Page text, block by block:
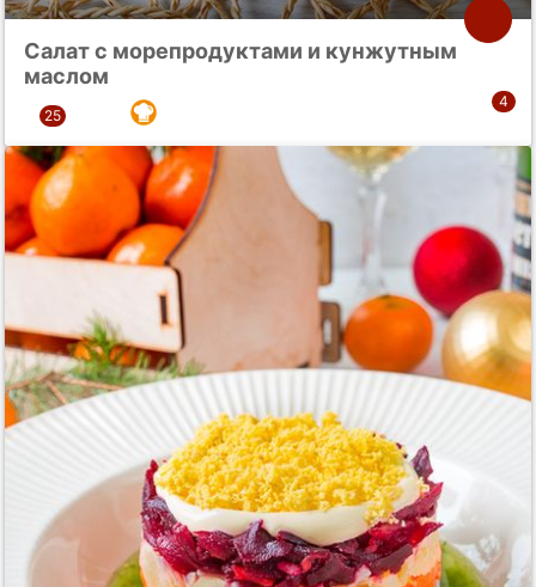
Салат с морепродуктами и кунжутным
маслом